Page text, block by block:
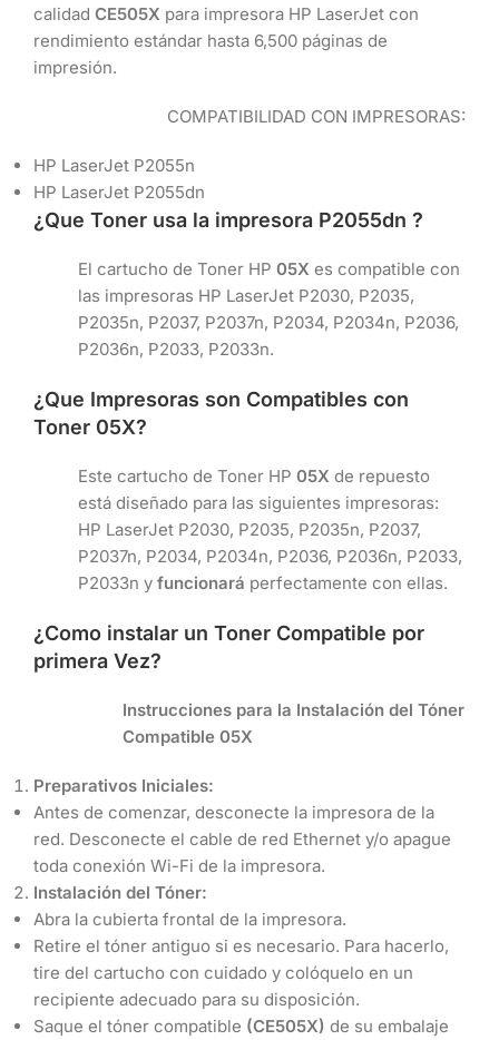
calidad CE505X para impresora HP LaserJet con
rendimiento estándar hasta 6,500 páginas de
impresión.
COMPATIBILIDAD CON IMPRESORAS:
HP LaserJet P2055n
HP LaserJet P2055dn
¿Que Toner usa la impresora P2055dn ?
El cartucho de Toner HP 05X es compatible con
las impresoras HP LaserJet P2030, P2035,
P2035n, P2037, P2037n, P2034, P2034n, P2036,
P2036n, P2033, P2033n.
¿Que Impresoras son Compatibles con
Toner 05X?
Este cartucho de Toner HP 05X de repuesto
está diseñado para las siguientes impresoras:
HP LaserJet P2030, P2035, P2035n, P2037,
P2037n, P2034, P2034n, P2036, P2036n, P2033,
P2033n y funcionará perfectamente con ellas.
¿Como instalar un Toner Compatible por
primera Vez?
Instrucciones para la Instalación del Tóner
Compatible 05X
Preparativos Iniciales:
Antes de comenzar, desconecte la impresora de la
red. Desconecte el cable de red Ethernet y/o apague
toda conexión Wi-Fi de la impresora.
Instalación del Tóner:
Abra la cubierta frontal de la impresora.
Retire el tóner antiguo si es necesario. Para hacerlo,
tire del cartucho con cuidado y colóquelo en un
recipiente adecuado para su disposición.
Saque el tóner compatible (CE505X) de su embalaje